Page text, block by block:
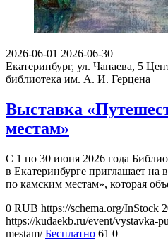
2026-06-01 2026-06-30
Екатеринбург, ул. Чапаева, 5
библиотека им. А. И. Герцена
Выставка
местам»
С 1 по 30 июня 2026 года
в Екатеринбурге приглашает на
по камским местам», которая
0 RUB https://schema.org/InStock
https://kudaekb.ru/event/vystavka-
mestam/ Бесплатно 61 0